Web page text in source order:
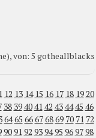
von: 5 gotheallblacks
12 13 14 15 16 17 18 1920
38 39404142 434445 46
6465 66676869 70 71 72
909192 939495 969798